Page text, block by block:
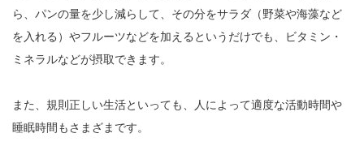
ら、パンの量を少し減らして、その分をサラダ（野菜や海藻など
を入れる）やフルーツなどを加えるというだけでも、ビタミン・
ミネラルなどが摂取できます。
また、規則正しい生活といっても、人によって適度な活動時間や
睡眠時間もさまざまです。